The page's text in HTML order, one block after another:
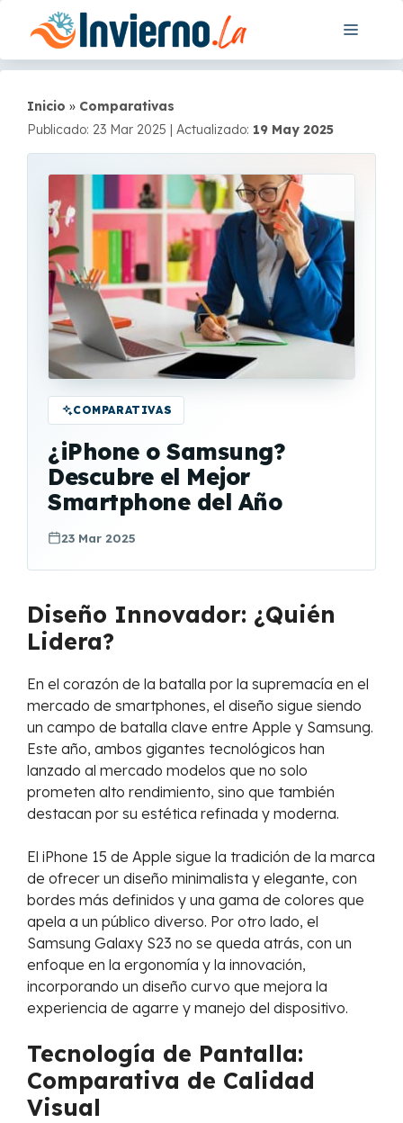
contenido
Menú
Inicio » Comparativas
Publicado: 23 Mar 2025 | Actualizado: 19 May 2025
COMPARATIVAS
¿iPhone o Samsung?
Descubre el Mejor
Smartphone del Año
23 Mar 2025
Diseño Innovador: ¿Quién
Lidera?
En el corazón de la batalla por la supremacía en el
mercado de smartphones, el diseño sigue siendo
un campo de batalla clave entre Apple y Samsung.
Este año, ambos gigantes tecnológicos han
lanzado al mercado modelos que no solo
prometen alto rendimiento, sino que también
destacan por su estética refinada y moderna.
El iPhone 15 de Apple sigue la tradición de la marca
de ofrecer un diseño minimalista y elegante, con
bordes más definidos y una gama de colores que
apela a un público diverso. Por otro lado, el
Samsung Galaxy S23 no se queda atrás, con un
enfoque en la ergonomía y la innovación,
incorporando un diseño curvo que mejora la
experiencia de agarre y manejo del dispositivo.
Tecnología de Pantalla:
Comparativa de Calidad
Visual